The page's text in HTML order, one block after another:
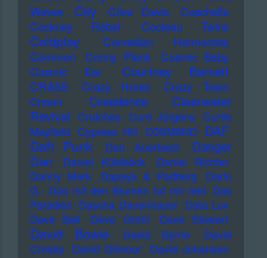
Waves
City Clive Davis
Coachella
Cockney Rebel
Cocteau Twins
Coldplay
Comedian Harmonists
Common
Conny Plank
Cosmic Baby
Cosmic Ear
Courtney Barnett
CRASS Crazy Horse Crazy Town
Cream
Creedence Clearwater
Revival
Crutches Curd Jürgens Curtis
Mayfield Cypress Hill D3SM6ND DAF
Daft Punk Dan Auerbach
Danger
Dan
Daniel Küblböck
Daniel Richter
Danny Mark
Dapayk & Padberg
Dario
G. Das mit den Blumen tut mir leid Das
Paradies Dascha Dauenhauer Data Luv
Dave Ball
Dave Grohl Dave Stewart
David Bowie David Byrne
David
Crosby David Gilmour David Johansen